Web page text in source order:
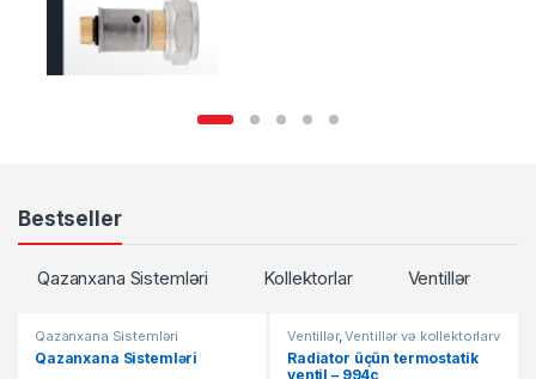
Bestseller
Qazanxana Sistemləri Kollektorlar Ventillər
Qazanxana Sistemləri
Qazanxana Sistemləri
Ventillər,Ventillər və kollektorlarv
Radiator üçün termostatik
ventil – 994c